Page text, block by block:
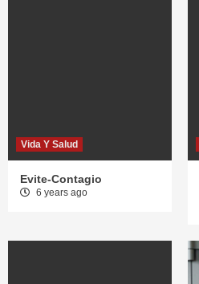
Vida Y Salud
Evite-Contagio
6 years ago